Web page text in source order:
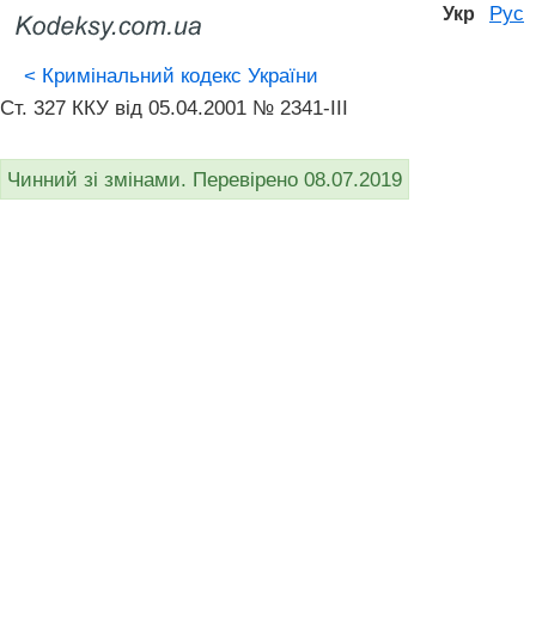
Укр Рус
< Кримінальний кодекс України
Ст. 327 ККУ від 05.04.2001 № 2341-III
Чинний зі змінами. Перевірено 08.07.2019